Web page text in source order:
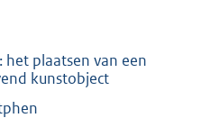
2
0
plaatsen van een
kunstobject